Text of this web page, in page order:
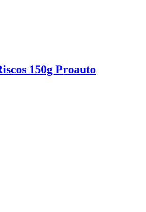
150g Proauto